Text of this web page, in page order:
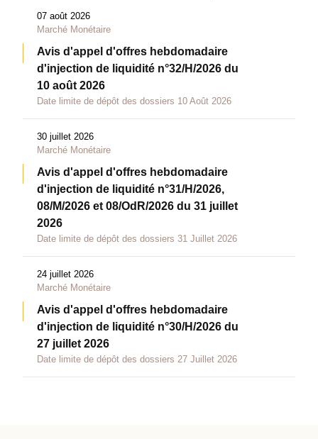
07 août 2026
Marché Monétaire
Avis d'appel d'offres hebdomadaire
d'injection de liquidité n°32/H/2026 du
10 août 2026
Date limite de dépôt des dossiers 10 Août 2026
30 juillet 2026
Marché Monétaire
Avis d'appel d'offres hebdomadaire
d'injection de liquidité n°31/H/2026,
08/M/2026 et 08/OdR/2026 du 31 juillet
2026
Date limite de dépôt des dossiers 31 Juillet 2026
24 juillet 2026
Marché Monétaire
Avis d'appel d'offres hebdomadaire
d'injection de liquidité n°30/H/2026 du
27 juillet 2026
Date limite de dépôt des dossiers 27 Juillet 2026